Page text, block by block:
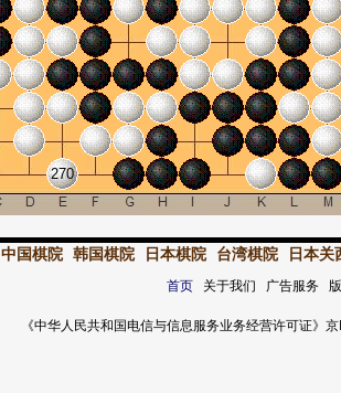
270
中国棋院 韩国棋院 日本棋院 台湾棋院 日本关
首页关于我们 广告服务
《中华人民共和国电信与信息服务业务经营许可证